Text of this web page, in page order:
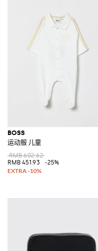
BOSS
运动服 儿童
RMB 602.62
RMB 451.93
-25%